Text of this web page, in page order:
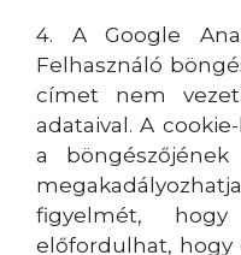
4. A Google
Felhasználó
címet nem
adataival. A
a böngészőjének
figyelmét,
előfordulhat, hogy